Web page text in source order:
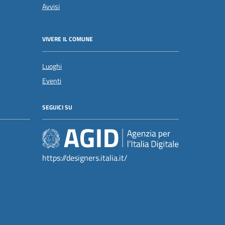
Avvisi
VIVERE IL COMUNE
Luoghi
Eventi
SEGUICI SU
https://designers.italia.it/